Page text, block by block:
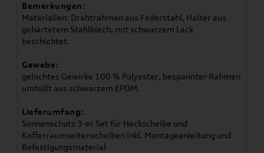
Bemerkungen:
Materialien: Drahtrahmen aus Federstahl, Halter aus
gehärtetem Stahlblech, mit schwarzem Lack
beschichtet.
Gewebe:
gelochtes Gewirke 100 % Polyester, bespannter Rahmen
umhüllt aus schwarzem EPDM.
Lieferumfang:
Sonnenschutz 3-er Set für Heckscheibe und
Kofferraumseitenscheiben inkl. Montageanleitung und
Befestigungsmaterial